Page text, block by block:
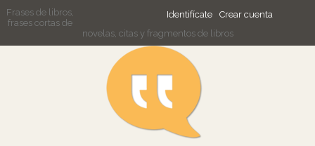
Identifícate Crear cuenta
Frases de libros,
frases cortas de
novelas, citas y fragmentos de libros